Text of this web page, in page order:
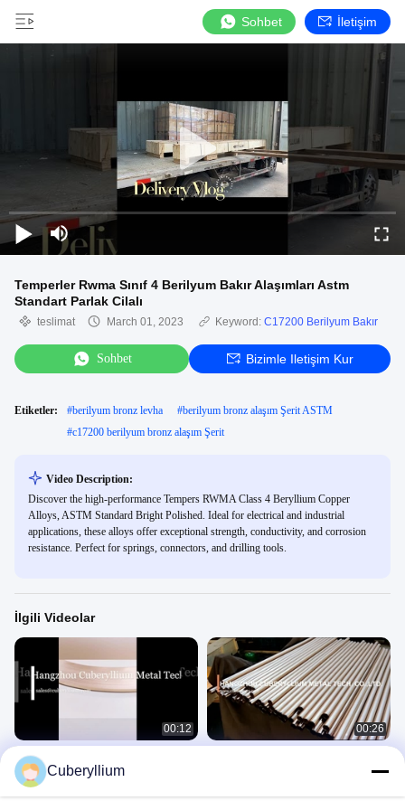
Sohbet İletişim
Temperler Rwma Sınıf 4 Berilyum Bakır Alaşımları Astm
Standart Parlak Cilalı
teslimat March 01, 2023 Keyword: C17200 Berilyum Bakır
Sohbet Bizimle Iletişim Kur
Etiketler: #berilyum bronz levha #berilyum bronz alaşım Şerit ASTM
#c17200 berilyum bronz alaşım Şerit
Video Description:
Discover the high-performance Tempers RWMA Class 4 Beryllium Copper
Alloys, ASTM Standard Bright Polished. Ideal for electrical and industrial
applications, these alloys offer exceptional strength, conductivity, and corrosion
resistance. Perfect for springs, connectors, and drilling tools.
İlgili Videolar
00:12
Bakır Berilyum БрБ2 БрБНТ1.9
Bronz Şerit Bronz Bant Bronz Şerit
Berilyum Bakır Şerit
00:26
Cuberyllium